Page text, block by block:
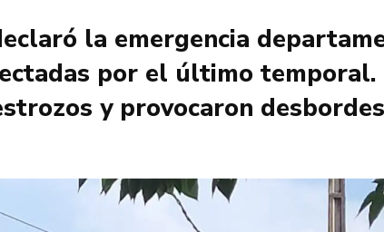
la emergencia
por el último
y provocaron